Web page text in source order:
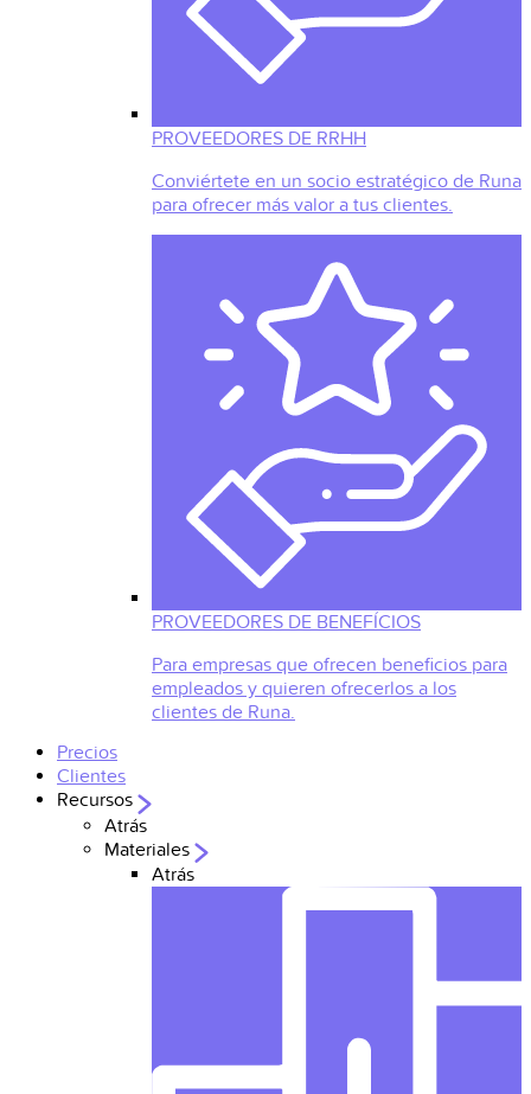
PROVEEDORES DE RRHH
Conviértete en un socio estratégico de Runa
para ofrecer más valor a tus clientes.
PROVEEDORES DE BENEFÍCIOS
Para empresas que ofrecen beneficios para
empleados y quieren ofrecerlos a los
clientes de Runa.
Precios
Clientes
Recursos
Atrás
Materiales
Atrás